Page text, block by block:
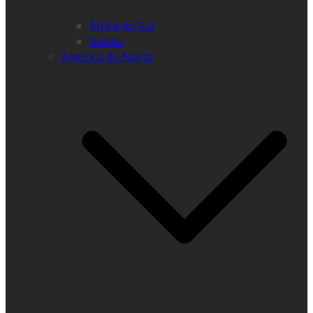
África do Sul
Gabão
América do Norte